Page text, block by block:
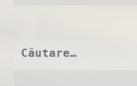
Caută